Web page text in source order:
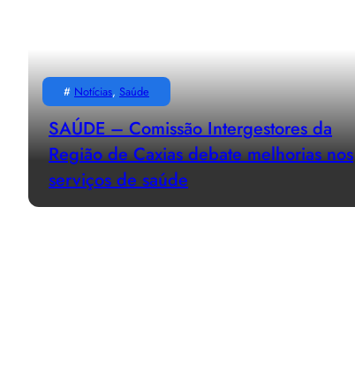
# Notícias, Saúde
SAÚDE – Comissão Intergestores da
Região de Caxias debate melhorias nos
serviços de saúde